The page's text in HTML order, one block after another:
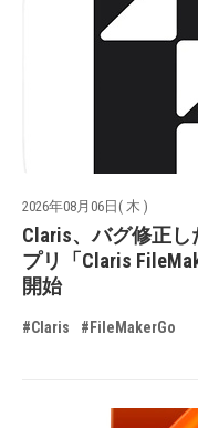
2026年08月06日( 木 )
Claris、バグ修正し
プリ「Claris
開始
#Claris #FileMakerGo